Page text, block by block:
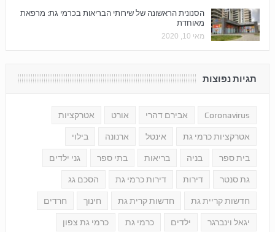
הסנונית הראשונה של שירותי הבריאות בכרמי גת: מרפאת
מאוחדת
מאי 10, 2020
תגיות נפוצות
Coronavirus אבירם דהרי אורט אטרקציות
אטרקציות כרמי גת אינטל ארנונה בילוי
בית ספר בניה בריאות בתי ספר גני ילדים
גת סנטר דירות דירות כרמי גת הסכם גג
חדשות קריית גת חדשות קרית גת חינוך חרדים
יגאל וינברגר ילדים כרמי גת כרמי גת צפון